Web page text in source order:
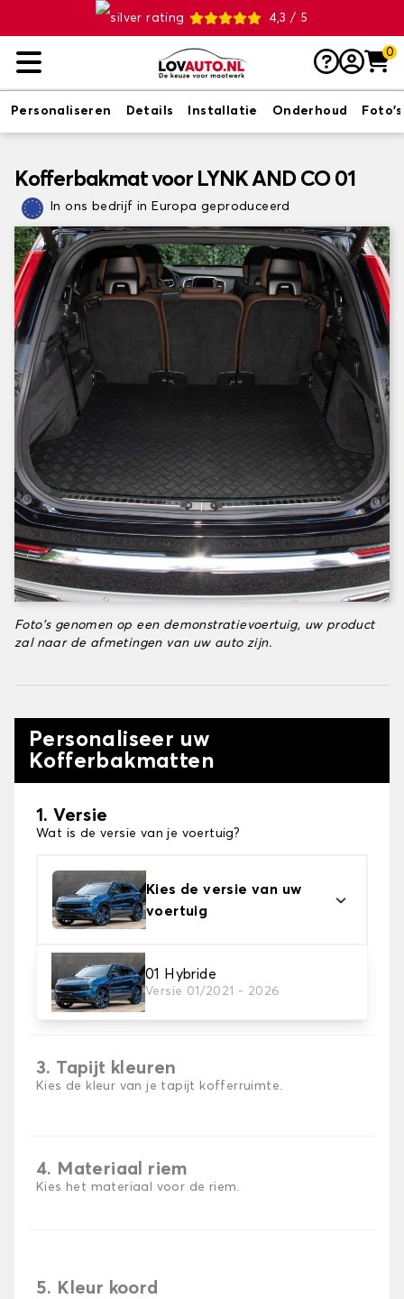
4,3 / 5
0
Personaliseren Details Installatie Onderhoud Foto's
Kofferbakmat voor LYNK AND CO 01
In ons bedrijf in Europa geproduceerd
Foto's genomen op een demonstratievoertuig, uw product
zal naar de afmetingen van uw auto zijn.
Personaliseer uw
Kofferbakmatten
1. Versie
Wat is de versie van je voertuig?
Kies de versie van uw
voertuig
01 Hybride
Versie 01/2021 - 2026
2. Materiaal
Kies het materiaal van uw kofferbakmat
3. Tapijt kleuren
Kies de kleur van je tapijt kofferruimte.
4. Materiaal riem
Kies het materiaal voor de riem.
5. Kleur koord